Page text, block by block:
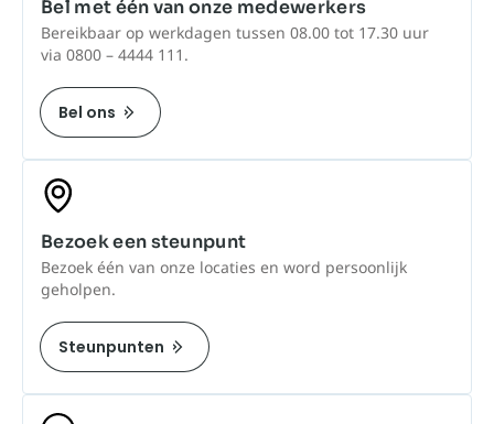
Bel met één van onze medewerkers
Bereikbaar op werkdagen tussen 08.00 tot 17.30 uur
via 0800 – 4444 111.
Bel ons
Bezoek een steunpunt
Bezoek één van onze locaties en word persoonlijk
geholpen.
Steunpunten